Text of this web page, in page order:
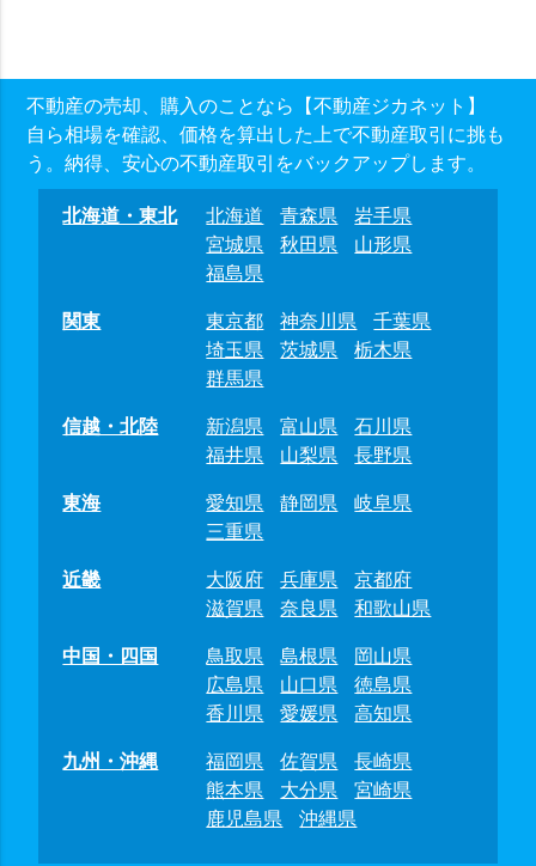
不動産の売却、購入のことなら【不動産ジカネット】
自ら相場を確認、価格を算出した上で不動産取引に挑も
う。納得、安心の不動産取引をバックアップします。
北海道・東北 北海道 青森県
岩手県
宮城県
秋田県
山形県
福島県
関東
東京都 神奈川県
千葉県
埼玉県
茨城県
栃木県
群馬県
信越・北陸
新潟県 富山県
石川県
福井県
山梨県
長野県
東海
愛知県 静岡県
岐阜県
三重県
近畿
大阪府 兵庫県
京都府
滋賀県
奈良県
和歌山県
中国・四国
鳥取県 島根県
岡山県
広島県
山口県
徳島県
香川県
愛媛県
高知県
九州・沖縄
福岡県 佐賀県
長崎県
熊本県
大分県
宮崎県
鹿児島県
沖縄県